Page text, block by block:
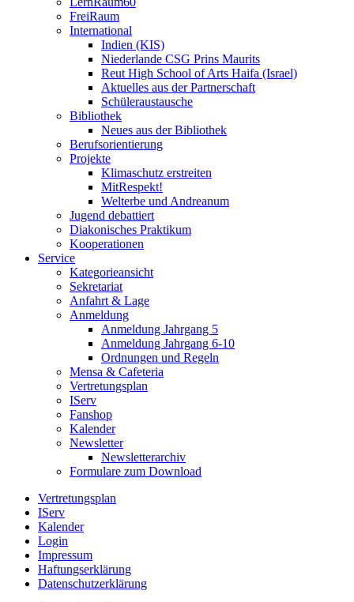
FreiRaum
International
Indien (KIS)
Niederlande CSG Prins Maurits
Reut High School of Arts Haifa (Israel)
Aktuelles aus der Partnerschaft
Schüleraustausche
Bibliothek
Neues aus der Bibliothek
Berufsorientierung
Projekte
Klimaschutz erstreiten
MitRespekt!
Welterbe und Andreanum
Jugend debattiert
Diakonisches Praktikum
Kooperationen
Service
Kategorieansicht
Sekretariat
Anfahrt & Lage
Anmeldung
Anmeldung Jahrgang 5
Anmeldung Jahrgang 6-10
Ordnungen und Regeln
Mensa & Cafeteria
Vertretungsplan
IServ
Fanshop
Kalender
Newsletter
Newsletterarchiv
Formulare zum Download
Vertretungsplan
IServ
Kalender
Login
Impressum
Haftungserklärung
Datenschutzerklärung